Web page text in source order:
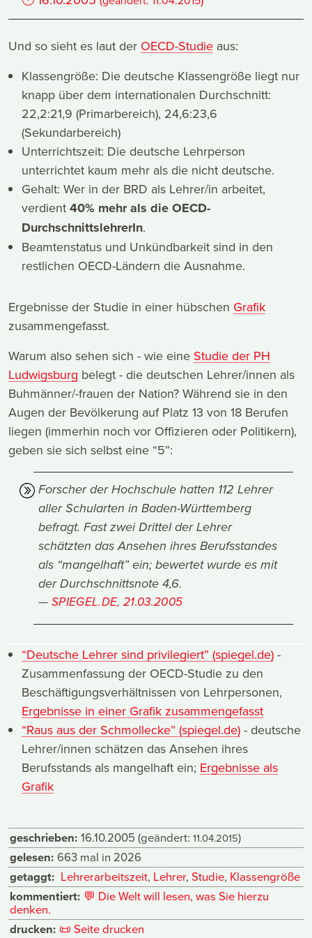
Und so sieht es laut der OECD-Studie aus:
Klassengröße: Die deutsche Klassengröße liegt nur
knapp über dem internationalen Durchschnitt:
22,2:21,9 (Primarbereich), 24,6:23,6
(Sekundarbereich)
Unterrichtszeit: Die deutsche Lehrperson
unterrichtet kaum mehr als die nicht deutsche.
Gehalt: Wer in der BRD als Lehrer/in arbeitet,
verdient40% mehr als die OECD-
DurchschnittslehrerIn.
Beamtenstatus und Unkündbarkeit sind in den
restlichen OECD-Ländern die Ausnahme.
Ergebnisse der Studie in einer hübschen Grafik
zusammengefasst.
Warum also sehen sich - wie eine Studie der PH
Ludwigsburg belegt - die deutschen Lehrer/innen als
Buhmänner/-frauen der Nation? Während sie in den
Augen der Bevölkerung auf Platz 13 von 18 Berufen
liegen (immerhin noch vor Offizieren oder Politikern),
geben sie sich selbst eine “5”:
Forscher der Hochschule hatten 112 Lehrer
aller Schularten in Baden-Württemberg
befragt. Fast zwei Drittel der Lehrer
schätzten das Ansehen ihres Berufsstandes
als “mangelhaft” ein; bewertet wurde es mit
der Durchschnittsnote 4,6.
SPIEGEL.DE, 21.03.2005
“Deutsche Lehrer sind privilegiert” (spiegel.de) -
Zusammenfassung der OECD-Studie zu den
Beschäftigungsverhältnissen von Lehrpersonen,
Ergebnisse in einer Grafik zusammengefasst
“Raus aus der Schmollecke” (spiegel.de) - deutsche
Lehrer/innen schätzen das Ansehen ihres
Berufsstands als mangelhaft ein; Ergebnisse als
Grafik
geschrieben: 16.10.2005 (geändert: 11.04.2015)
gelesen: 663 mal in 2026
getaggt: Lehrerarbeitszeit, Lehrer, Studie, Klassengröße
kommentiert: 💬 Die Welt will lesen, was Sie hierzu
denken.
drucken: 📜 Seite drucken